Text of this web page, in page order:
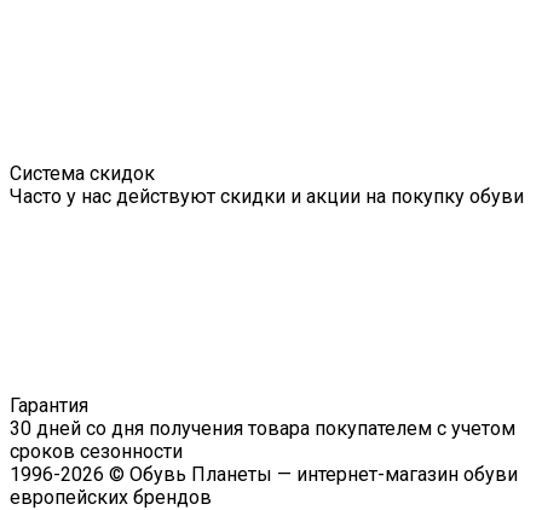
Система скидок
Часто у нас действуют скидки и акции на покупку обуви
Гарантия
30 дней со дня получения товара покупателем с учетом
сроков сезонности
1996-2026 © Обувь Планеты — интернет-магазин обуви
европейских брендов